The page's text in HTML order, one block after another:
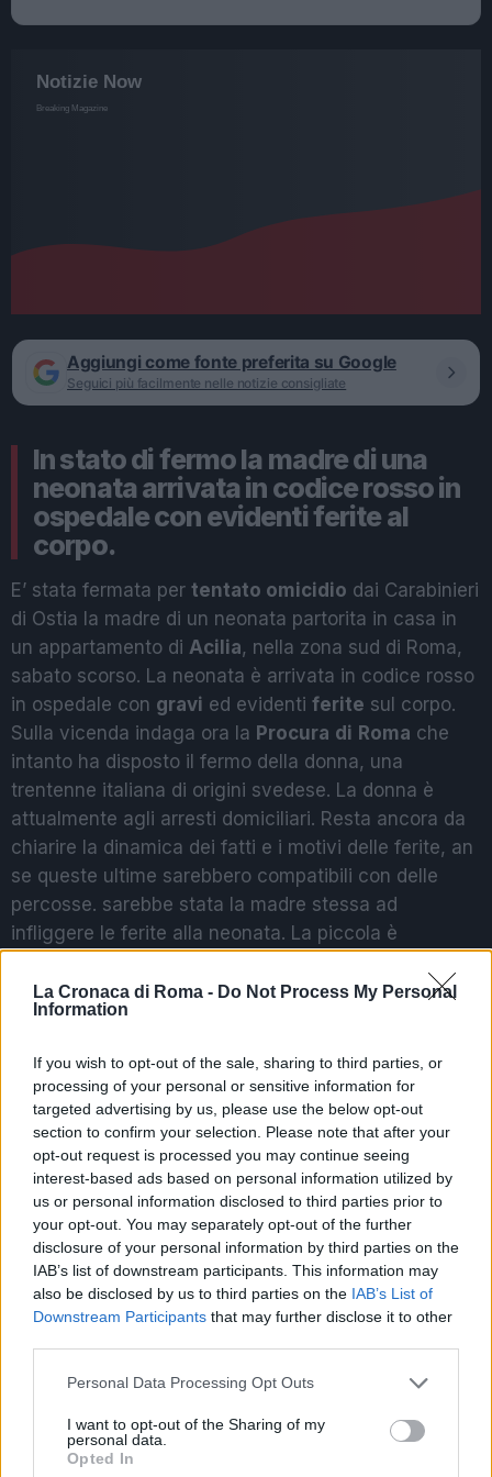
La Cronaca di Roma - Do Not Process My Personal
Information
If you wish to opt-out of the sale, sharing to third parties, or
processing of your personal or sensitive information for
targeted advertising by us, please use the below opt-out
section to confirm your selection. Please note that after your
opt-out request is processed you may continue seeing
interest-based ads based on personal information utilized by
us or personal information disclosed to third parties prior to
your opt-out. You may separately opt-out of the further
disclosure of your personal information by third parties on the
IAB’s list of downstream participants. This information may
also be disclosed by us to third parties on the IAB’s List of
Downstream Participants that may further disclose it to other
Please note that this website/app uses one or more Google
not limited to your visit or usage behaviour. You may click to
grant or deny consent to Google and its third-party tags to
use your data for below specified purposes in below Google
Personal Data Processing Opt Outs
I want to opt-out of the Sharing of my
personal data.
Opted In
Aggiungi come fonte preferita su Google
Seguici più facilmente nelle notizie consigliate
In stato di fermo la madre di una
neonata arrivata in codice rosso in
ospedale con evidenti ferite al
corpo.
E’ stata fermata per tentato omicidio dai Carabinieri
di Ostia la madre di un neonata partorita in casa in
un appartamento di Acilia, nella zona sud di Roma,
sabato scorso. La neonata è arrivata in codice rosso
in ospedale con gravi ed evidenti ferite sul corpo.
Sulla vicenda indaga ora la Procura di Roma che
intanto ha disposto il fermo della donna, una
trentenne italiana di origini svedese. La donna è
attualmente agli arresti domiciliari. Resta ancora da
chiarire la dinamica dei fatti e i motivi delle ferite, an
se queste ultime sarebbero compatibili con delle
percosse. sarebbe stata la madre stessa ad
infliggere le ferite alla neonata. La piccola è
Roma.
PERSE NEL TRAFFICO>>>LEGGI QUI
SEGUICI SU FACEBOOK
POTREBBE INTERESSARTI
ACILIA – 19enne minacciava e
picchiava il padre per avere dei
soldi: tenta di bruciare casa
5 anni fa
5 anni fa
SEGUICI SU TWITTER